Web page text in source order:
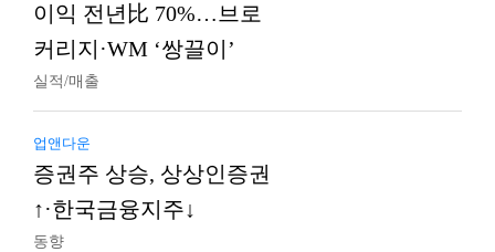
이익 전년比 70%…브로
커리지·WM ‘쌍끌이’
실적/매출
업앤다운
증권주 상승, 상상인증권
↑·한국금융지주↓
동향